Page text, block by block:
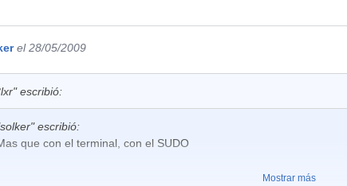
el 28/05/2009
escribió:
escribió:
que con el terminal, con el SUDO
Mostrar más